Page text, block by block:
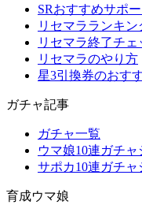
SRおすすめサポー
リセマラランキン
リセマラ終了チェ
リセマラのやり方
星3引換券のおす
ガチャ記事
ガチャ一覧
ウマ娘10連ガチャ
サポカ10連ガチャ
育成ウマ娘